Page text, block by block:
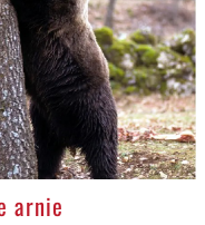
arnie